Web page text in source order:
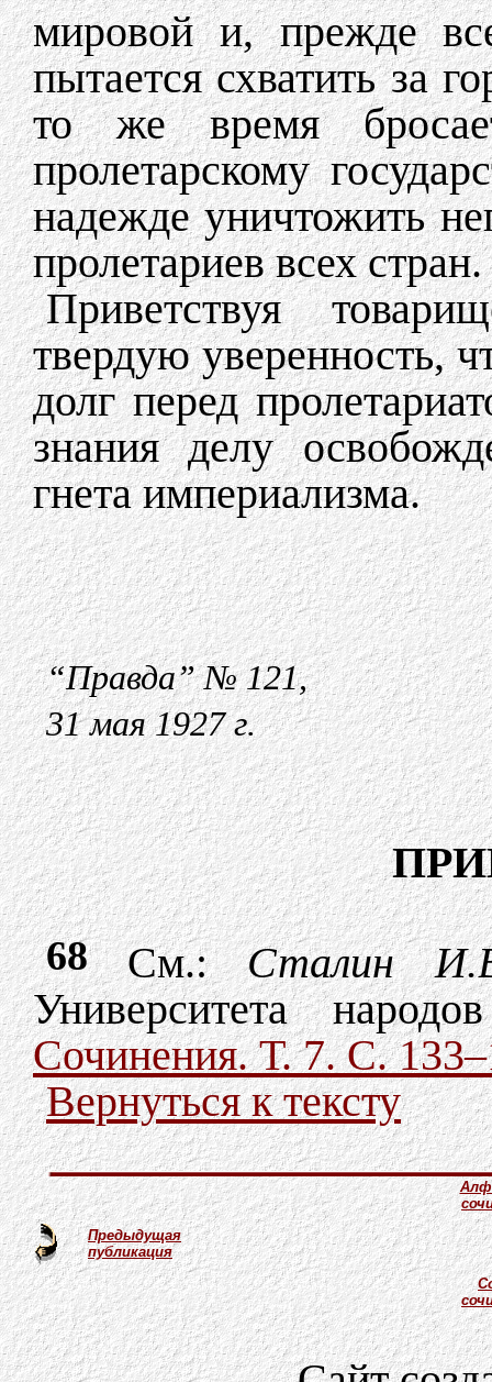
мировой и, прежде
пытается схватить за
то же время
пролетарскому
надежде уничтожить
пролетариев всех стран.
Приветствуя
твердую уверенность,
долг перед
знания делу
гнета империализма.
“Правда” № 121,
31 мая 1927 г.
68См.:Сталин
Университета
Сочинения. Т. 7. С.
Вернуться к тексту
Предыдущая
публикация